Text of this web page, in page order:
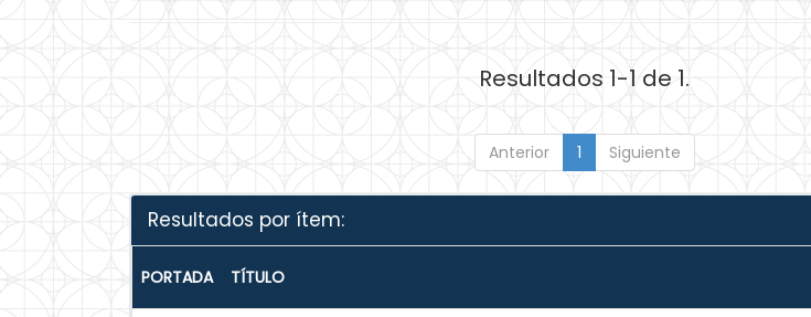
Resultados 1-1 de 1.
Anterior 1 Siguiente
Resultados por ítem:
PORTADA TÍTULO